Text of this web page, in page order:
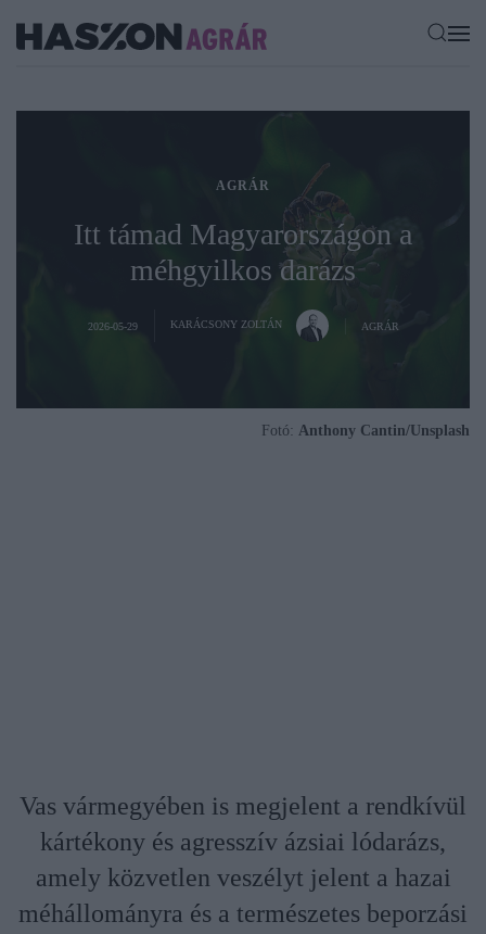
AGRÁR
Itt támad Magyarországon a
méhgyilkos darázs
2026-05-29 KARÁCSONY ZOLTÁN AGRÁR
Fotó: Anthony Cantin/Unsplash
Vas vármegyében is megjelent a rendkívül
kártékony és agresszív ázsiai lódarázs,
amely közvetlen veszélyt jelent a hazai
méhállományra és a természetes beporzási